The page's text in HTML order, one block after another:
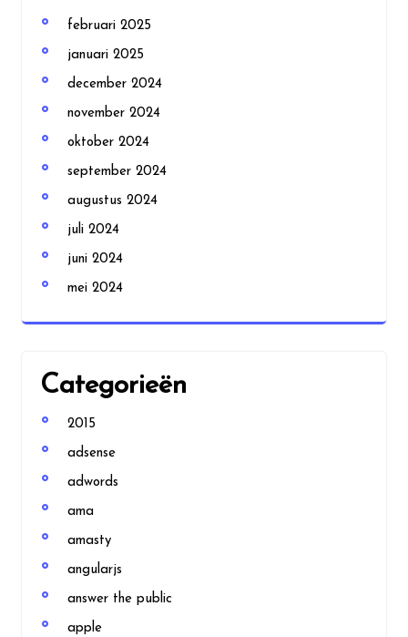
februari 2025
januari 2025
december 2024
november 2024
oktober 2024
september 2024
augustus 2024
juli 2024
juni 2024
mei 2024
Categorieën
2015
adsense
adwords
ama
amasty
angularjs
answer the public
apple